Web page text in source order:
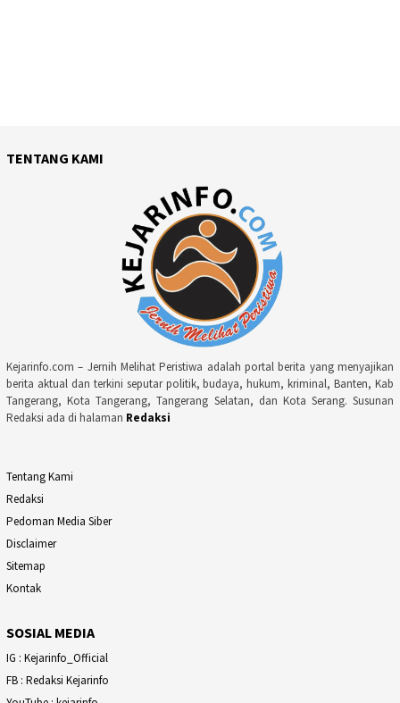
TENTANG KAMI
Kejarinfo.com – Jernih Melihat Peristiwa adalah portal berita yang menyajikan
berita aktual dan terkini seputar politik, budaya, hukum, kriminal, Banten, Kab
Tangerang, Kota Tangerang, Tangerang Selatan, dan Kota Serang. Susunan
Redaksi ada di halaman Redaksi
Tentang Kami
Redaksi
Pedoman Media Siber
Disclaimer
Sitemap
Kontak
SOSIAL MEDIA
IG : Kejarinfo_Official
FB : Redaksi Kejarinfo